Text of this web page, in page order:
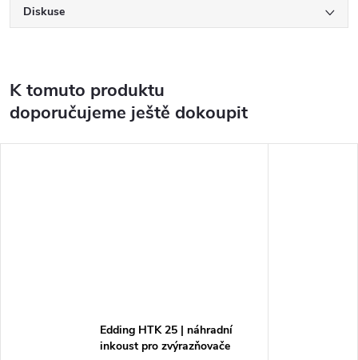
Diskuse
K tomuto produktu
doporučujeme ještě dokoupit
Edding HTK 25 | náhradní
inkoust pro zvýrazňovače